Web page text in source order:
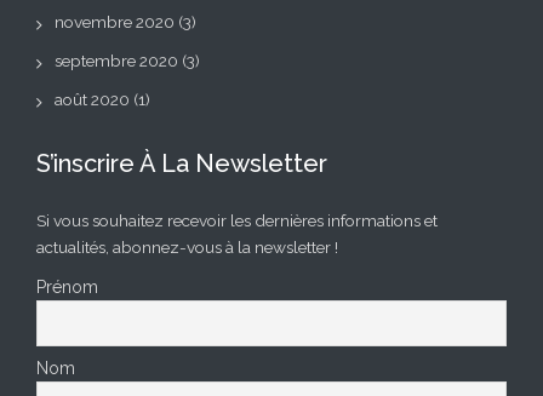
novembre 2020 (3)
septembre 2020 (3)
août 2020 (1)
S’inscrire À La Newsletter
Si vous souhaitez recevoir les dernières informations et
actualités, abonnez-vous à la newsletter !
Prénom
Nom